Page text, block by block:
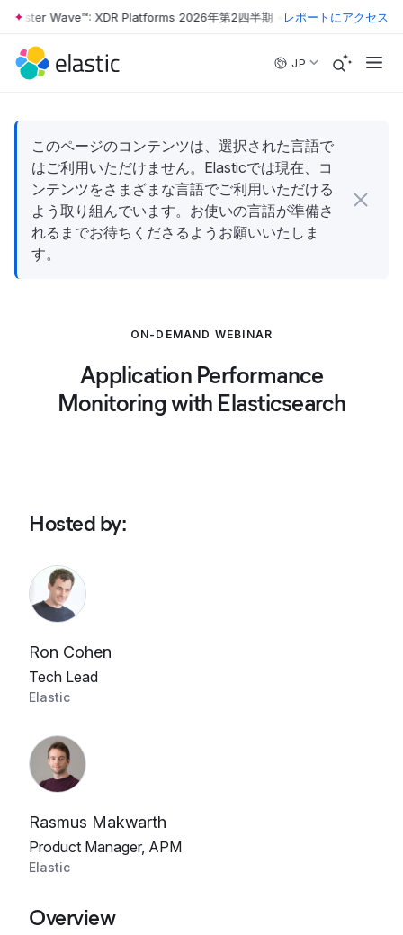
Skip to main content
Wave™: XDR Platforms 2026年第2四半期 • The Forrester
レポートにアクセス
JP
このページのコンテンツは、選択された言語で
はご利用いただけません。Elasticでは現在、コ
ンテンツをさまざまな言語でご利用いただける
よう取り組んでいます。お使いの言語が準備さ
れるまでお待ちくださるようお願いいたしま
す。
ON-DEMAND WEBINAR
Application Performance
Monitoring with Elasticsearch
Hosted by:
Ron Cohen
Tech Lead
Elastic
Rasmus Makwarth
Product Manager, APM
Elastic
Overview